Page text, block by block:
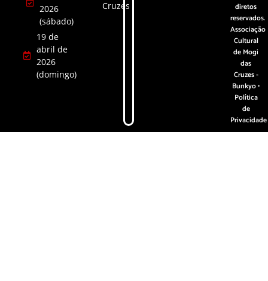
2026
(sábado)
19 de
abril de
2026
(domingo)
Cruzes
diretos
reservados.
Associação
Cultural
de Mogi
das
Cruzes -
Bunkyo •
Política
de
Privacidade